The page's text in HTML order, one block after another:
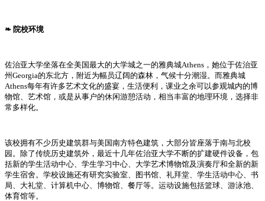
❧ 院校环境
佐治亚大学坐落在全美国最大的大学城之一的雅典城Athens，她位于佐治亚
州Georgia的东北方，附近为幅员辽阔的森林，气候十分潮湿。而雅典城
Athens每年有许多艺术文化的盛宴，生活便利，课业之余可以参观城内的博
物馆、艺术馆，或是从事户的休闲游憩活动，相当丰富的地理环境，选择非
常多样化。
该校拥有不少历史建筑群与美国南方特色建筑，大部分皆座落于南与北校
园。除了传统历史建筑外，最近十几年佐治亚大学不断的扩建硬件设备，包
括新的学生活动中心、学生学习中心、大学艺术博物馆及演奏厅和全新的新
学生宿舍。学校设施还有研究实验室、图书馆、礼拜堂、学生活动中心、书
局、大礼堂、计算机中心、博物馆、餐厅等。运动设施包括篮球、游泳池、
体育馆等。